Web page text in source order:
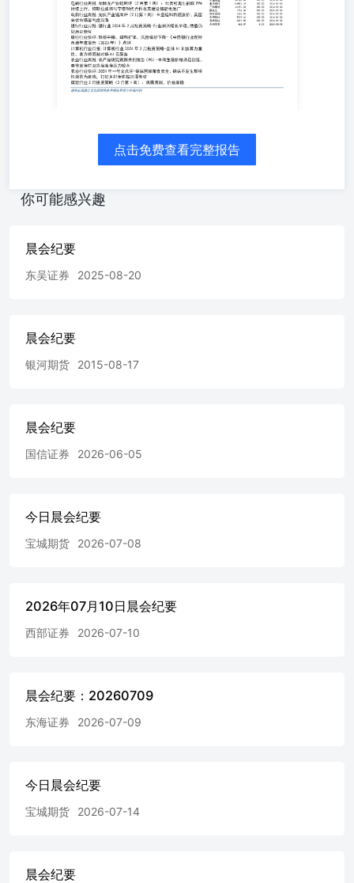
资策略：在高股息、出口、出行中寻找机会 通信行业2024
年2月投资策略：布局高股息，掘金成长股 电新行业周报:
锂电产业链周评（2月第1周）-宁德时代2023年利润稳 证券
研究报告|2024年02月05日 资料来源：Wind、国信证券经济
研究所整理 主要市场指数02月05日 收盘指数 涨跌幅% 道琼
斯 33597.92 0 纳斯达克 10961.46 -0.48 S&P500 3801.78
收盘指数 涨跌幅% 债券基金指数 3100.22 0.00 股票基金指
数 8320.23 0.16 混合基金指数 7561.18 0.11 汇率 02月05日
7.19 0.14 美元兑港币 7.82 0.01 美元兑日元 148.38 1.33 非流
通股解禁02月05日 （万股） 中国黄金 85785.00 100.00
41281.50 100.00 2024-02-05 南极光 7106.60 100.00 2024-02-
100.00 2024-02-05 雪峰科技 6587.00 100.00 2024-02-05 天和
与宁德时代合作在美建设储能电池厂 电新行业周报:光伏产
业链周评（2月第1周）-N型硅料持续涨价，美国光伏市场
报告（2023年）》点评 计算机行业月报:计算机行业2024年
务 农业行业周报:农产品研究跟踪系列报告（95）-本周生猪
模性返贫为底线，打好乡村全面振兴漂亮仗 煤炭行业2月投
资策略（2月第1周）：供需双弱，价格弱稳 流通股增加%
解禁日期 交通运输行业周报：春运出行旺季可期，关注铁
(300888.SZ)公司快评:防疫产品需求常态化，2023年收入预
减27%-29% 海信家电(000921.SZ)财报点评:2023年业绩预告
点评：全年业绩翻倍增长，经营盈利持续提升 华润置地
(AMZN.O)海外公司财报点评:零售稳健提效，云业务重新加
电商竞争加剧促进广告业务增长，大额回购增强股东信心
热点追踪周报-由创新高个股看市场投资热点（第131期）金
融工程周报:主动量化策略周报-大盘强小盘弱，超预期精选
有规模出炉，首批金矿主题ETF申报 金融工程日报:金融工
点击免费查看完整报告
你可能感兴趣
晨会纪要
东吴证券 2025-08-20
晨会纪要
银河期货 2015-08-17
晨会纪要
国信证券 2026-06-05
今日晨会纪要
宝城期货 2026-07-08
2026年07月10日晨会纪要
西部证券 2026-07-10
晨会纪要：20260709
东海证券 2026-07-09
今日晨会纪要
宝城期货 2026-07-14
晨会纪要